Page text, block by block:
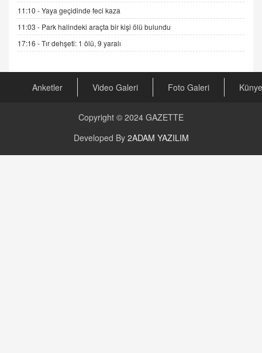
AV. RÜMEYSA ÖZKALE
Kira Uyuşmazlıklarında Dava Açmadan Önce
Arabulucuya Başvuru Şartı
CAN UĞURATEŞ
Değişen yapısıyla Suriye
GÜNLÜK BURÇ YORUMU
11:10 -Yaya geçidinde feci kaza
11:03 - Park halindeki araçta bir kişi ölü bulundu
17:16 -Tır dehşeti: 1 ölü, 9 yaralı
Anketler Video Galeri Foto Galeri Künye
Copyright © 2024 GAZETTE
Developed By 2ADAM YAZILIM